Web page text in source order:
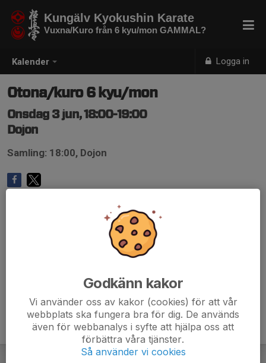
Kalender Logga in
Kungälv Kyokushin Karate
Vuxna/Kuro från 6 kyu/mon GAMMAL?
Otona/kuro 6 kyu/mon
Onsdag 3 jun, 18:00-19:00
Dojon
Samling: 18:00, Dojon
Godkänn kakor
Vi använder oss av kakor (cookies) för att vår
webbplats ska fungera bra för dig. De används
även för webbanalys i syfte att hjälpa oss att
förbättra våra tjänster.
Så använder vi cookies